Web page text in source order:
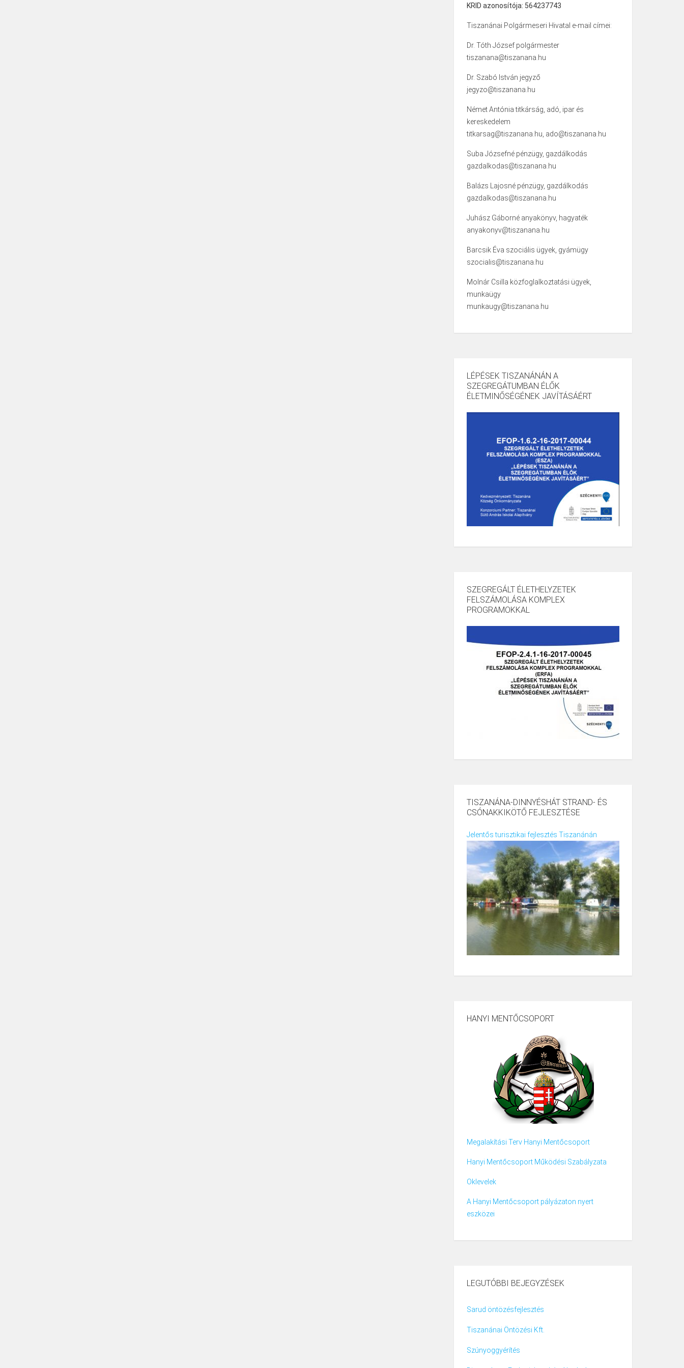
KRID azonosítója: 564237743
Tiszanánai Polgármeseri Hivatal e-mail címei:
Dr. Tóth József polgármester
tiszanana@tiszanana.hu
Dr. Szabó István jegyző
jegyzo@tiszanana.hu
Német Antónia titkárság, adó, ipar és
kereskedelem
titkarsag@tiszanana.hu, ado@tiszanana.hu
Suba Józsefné pénzügy, gazdálkodás
gazdalkodas@tiszanana.hu
Balázs Lajosné pénzügy, gazdálkodás
gazdalkodas@tiszanana.hu
Juhász Gáborné anyakönyv, hagyaték
anyakonyv@tiszanana.hu
Barcsik Éva szociális ügyek, gyámügy
szocialis@tiszanana.hu
Molnár Csilla közfoglalkoztatási ügyek,
munkaügy
munkaugy@tiszanana.hu
LÉPÉSEK TISZANÁNÁN A
SZEGREGÁTUMBAN ÉLŐK
ÉLETMINŐSÉGÉNEK JAVÍTÁSÁÉRT
SZEGREGÁLT ÉLETHELYZETEK
FELSZÁMOLÁSA KOMPLEX
PROGRAMOKKAL
TISZANÁNA-DINNYÉSHÁT STRAND- ÉS
CSÓNAKKIKÖTŐ FEJLESZTÉSE
Jelentős turisztikai fejlesztés Tiszanánán
HANYI MENTŐCSOPORT
Megalakítási Terv Hanyi Mentőcsoport
Hanyi Mentőcsoport Működési Szabályzata
Oklevelek
A Hanyi Mentőcsoport pályázaton nyert
eszközei
LEGUTÓBBI BEJEGYZÉSEK
Sarud öntözésfejlesztés
Tiszanánai Öntözési Kft.
Szúnyoggyérítés